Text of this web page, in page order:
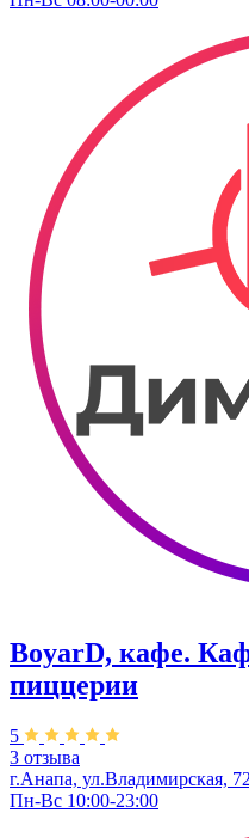
BoyarD, кафе.
пиццерии
5
3 отзыва
г.Анапа, ул.Владимирская, 72
Пн-Вс 10:00-23:00